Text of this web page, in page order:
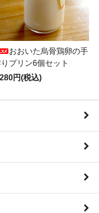
スをお届けできるよう
続きご愛顧のほどよろ
おおいた烏骨鶏卵の手
プリン6個セット
円(税込)